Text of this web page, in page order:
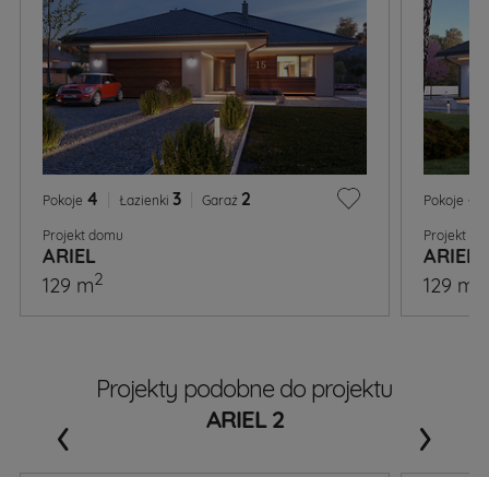
Pokoje 4 Łazienki 3 Garaż 2
Projekt domu
ARIEL
129 m2
Pokoje 4
Projekt
ARIEL
129 m
Projekty podobne do projektu
ARIEL 2
‹ ›